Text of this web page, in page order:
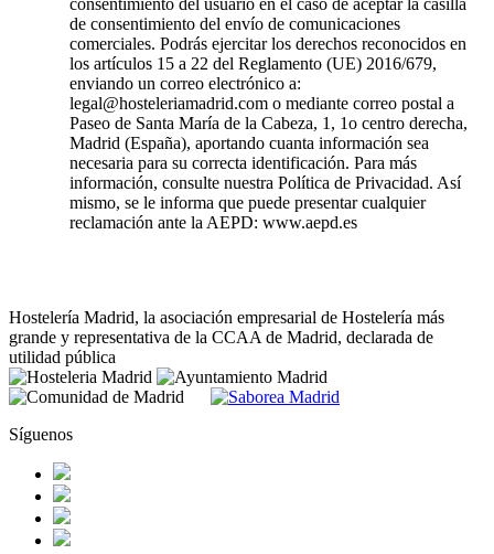
consentimiento del usuario en el caso de aceptar la casilla
de consentimiento del envío de comunicaciones
comerciales. Podrás ejercitar los derechos reconocidos en
los artículos 15 a 22 del Reglamento (UE) 2016/679,
enviando un correo electrónico a:
legal@hosteleriamadrid.com o mediante correo postal a
Paseo de Santa María de la Cabeza, 1, 1o centro derecha,
Madrid (España), aportando cuanta información sea
necesaria para su correcta identificación. Para más
información, consulte nuestra Política de Privacidad. Así
mismo, se le informa que puede presentar cualquier
reclamación ante la AEPD: www.aepd.es
Hostelería Madrid, la asociación empresarial de Hostelería más
grande y representativa de la CCAA de Madrid, declarada de
utilidad pública
Síguenos